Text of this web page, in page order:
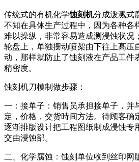
传统式的有机化学蚀刻机分成泼溅式
不知在具体生产过程中，因为各种各
难以操纵，非常容易造成测浸蚀状况
轮盘上，单独摆动喷架由下往上髙压
动，那样就防止了蚀刻液在产品工件
精密度。
蚀刻机刀模制做步骤：
一：接单子：销售员承担接单子，并
定，价格，交货時间方法。待顾客确
逐渐排版设计把工程图纸制成浸蚀专
交由浸蚀部。
二、化学腐蚀：蚀刻单位收到丝印网